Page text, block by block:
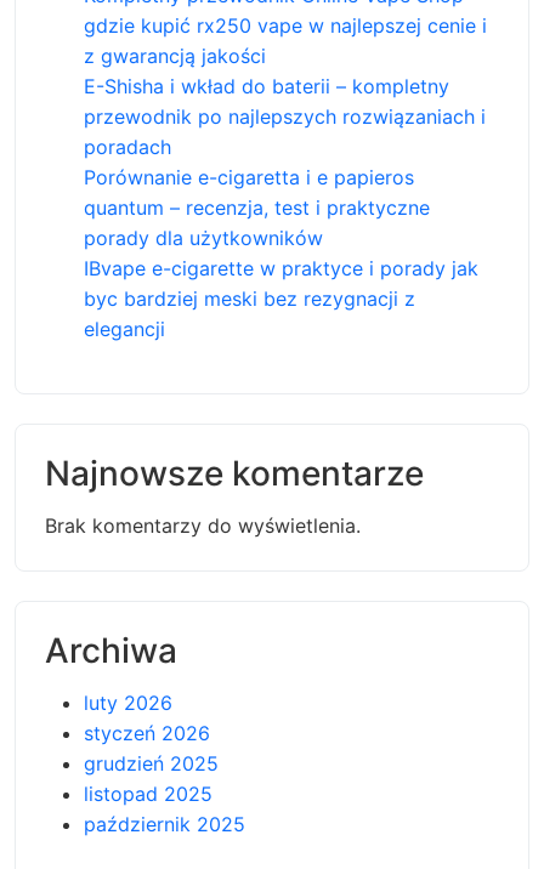
gdzie kupić rx250 vape w najlepszej cenie i
z gwarancją jakości
E-Shisha i wkład do baterii – kompletny
przewodnik po najlepszych rozwiązaniach i
poradach
Porównanie e-cigaretta i e papieros
quantum – recenzja, test i praktyczne
porady dla użytkowników
IBvape e-cigarette w praktyce i porady jak
byc bardziej meski bez rezygnacji z
elegancji
Najnowsze komentarze
Brak komentarzy do wyświetlenia.
Archiwa
luty 2026
styczeń 2026
grudzień 2025
listopad 2025
październik 2025